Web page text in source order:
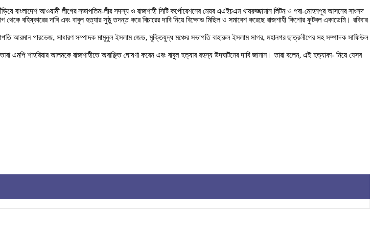
বাংলাদেশ আওয়ামী লীগের সভাপতিম-লীর সদস্য ও রাজশাহী সিটি কর্পোরেশনের মেয়র এএইচএম খায়রুজ্জামান লিটন ও পবা-মোহনপুর আসনের সাংসদ
বহিষ্কারের দাবি এবং বাবুল হত্যার সুষ্ঠু তদন্ত করে বিচারের দাবি নিয়ে বিক্ষোভ মিছিল ও সমাবেশ করেছে রাজশাহী কিশোর ফুটবল একাডেমি। রবিবার
আরমান পারভেজ, সাধারণ সম্পাদক মামুনুল ইসলাম জেড, মুক্তিযুদ্ধ মঞ্চের সভাপতি বাহারুল ইসলাম সাগর, মহানগর ছাত্রলীগের সহ সম্পাদক সাফিউল
এমপি শাহরিয়ার আলমকে রাজশাহীতে অবাঞ্ছিত ঘোষণা করেন এবং বাবুল হত্যার রহস্য উদঘাটনের দাবি জানান। তারা বলেন, এই হত্যাকা- নিয়ে যেসব